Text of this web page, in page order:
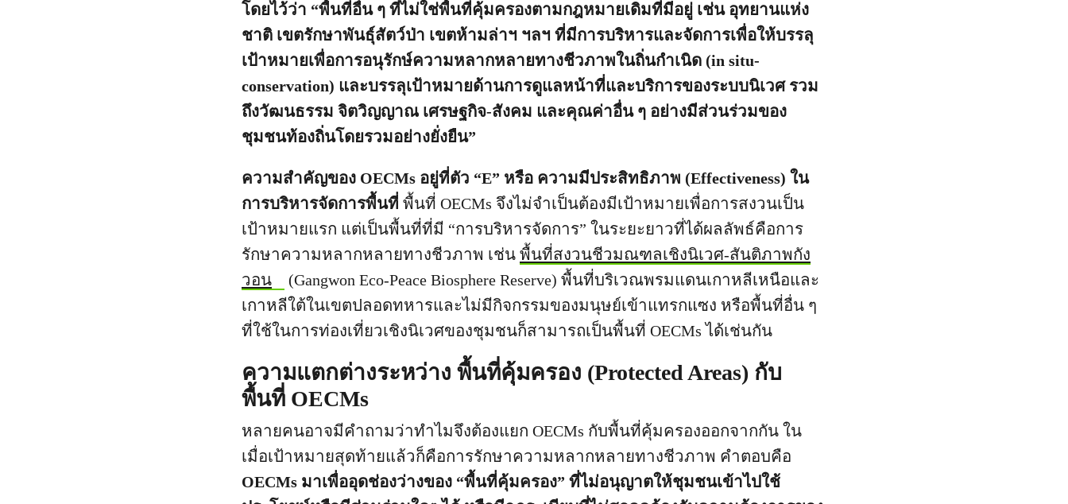
โดยไว้ว่า “พื้นที่อื่น ๆ ที่ไม่ใช่พื้นที่คุ้มครองตามกฎหมายเดิมที่มีอยู่ เช่น อุทยานแห่ง
ชาติ เขตรักษาพันธุ์สัตว์ป่า เขตห้ามล่าฯ ฯลฯ ที่มีการบริหารและจัดการเพื่อให้บรรลุ
เป้าหมายเพื่อการอนุรักษ์ความหลากหลายทางชีวภาพในถิ่นกำเนิด (in situ-
conservation) และบรรลุเป้าหมายด้านการดูแลหน้าที่และบริการของระบบนิเวศ รวม
ถึงวัฒนธรรม จิตวิญญาณ เศรษฐกิจ-สังคม และคุณค่าอื่น ๆ อย่างมีส่วนร่วมของ
ชุมชนท้องถิ่นโดยรวมอย่างยั่งยืน”
ความสำคัญของ OECMs อยู่ที่ตัว “E” หรือ ความมีประสิทธิภาพ (Effectiveness) ใน
การบริหารจัดการพื้นที่ พื้นที่ OECMs จึงไม่จำเป็นต้องมีเป้าหมายเพื่อการสงวนเป็น
เป้าหมายแรก แต่เป็นพื้นที่ที่มี “การบริหารจัดการ” ในระยะยาวที่ได้ผลลัพธ์คือการ
รักษาความหลากหลายทางชีวภาพ เช่น พื้นที่สงวนชีวมณฑลเชิงนิเวศ-สันติภาพกัง
วอน
(Gangwon Eco-Peace Biosphere Reserve) พื้นที่บริเวณพรมแดนเกาหลีเหนือและ
เกาหลีใต้ในเขตปลอดทหารและไม่มีกิจกรรมของมนุษย์เข้าแทรกแซง หรือพื้นที่อื่น ๆ
ที่ใช้ในการท่องเที่ยวเชิงนิเวศของชุมชนก็สามารถเป็นพื้นที่ OECMs ได้เช่นกัน
ความแตกต่างระหว่าง พื้นที่คุ้มครอง (Protected Areas) กับ
พื้นที่ OECMs
หลายคนอาจมีคำถามว่าทำไมจึงต้องแยก OECMs กับพื้นที่คุ้มครองออกจากกัน ใน
เมื่อเป้าหมายสุดท้ายแล้วก็คือการรักษาความหลากหลายทางชีวภาพ คำตอบคือ
OECMs มาเพื่ออุดช่องว่างของ “พื้นที่คุ้มครอง” ที่ไม่อนุญาตให้ชุมชนเข้าไปใช้